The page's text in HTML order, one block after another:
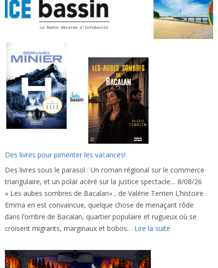
Des livres pour pimenter les vacances!
Des livres sous le parasol : Un roman régional sur le commerce
triangulaire, et un polar acéré sur la justice spectacle… 8/08/26
« Les aubes sombres de Bacalan« , de Valérie Terrien L’histoire
Emma en est convaincue, quelque chose de menaçant rôde
dans l’ombre de Bacalan, quartier populaire et rugueux où se
croisent migrants, marginaux et bobos… Lire la suite: